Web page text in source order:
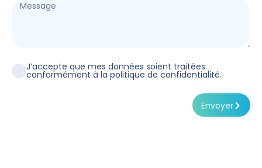
J’accepte que mes données soient traitées
conformément à la politique de confidentialité.
Envoyer